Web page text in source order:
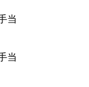
当
当